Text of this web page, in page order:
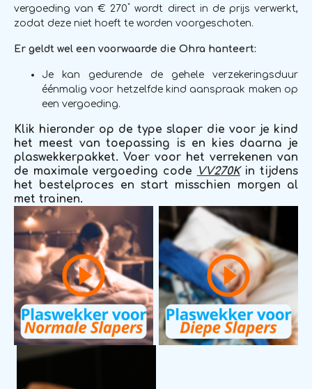
vergoeding van € 270* wordt direct in de prijs verwerkt,
zodat deze niet hoeft te worden voorgeschoten.
Er geldt wel een voorwaarde die Ohra hanteert:
Je kan gedurende de gehele verzekeringsduur
éénmalig voor hetzelfde kind aanspraak maken op
een vergoeding.
Klik hieronder op de type slaper die voor je kind
het meest van toepassing is en kies daarna je
plaswekkerpakket. Voer voor het verrekenen van
de maximale vergoeding code
VV270Kin tijdens
het bestelproces en start misschien morgen al
met trainen.